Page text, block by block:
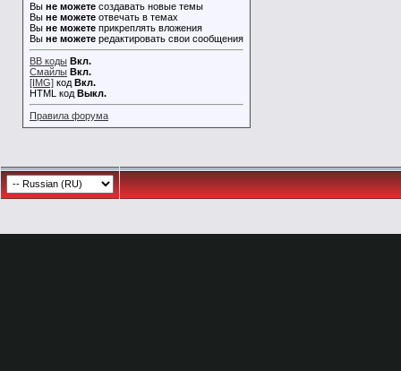
Вы не можете создавать новые темы
Вы не можете отвечать в темах
Вы не можете прикреплять вложения
Вы не можете редактировать свои сообщения
BB коды Вкл.
Смайлы Вкл.
[IMG] код Вкл.
HTML код Выкл.
Правила форума